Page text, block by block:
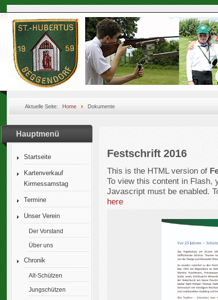
Aktuelle Seite: Home Dokumente
Hauptmenü
Startseite
Kartenverkauf
Kirmessamstag
Termine
Unser Verein
Der Vorstand
Über uns
Chronik
Alt-Schützen
Jungschützen
Festschrift 2016
This is the HTML version of
To view this content in Flash,
Javascript must be enabled.
here